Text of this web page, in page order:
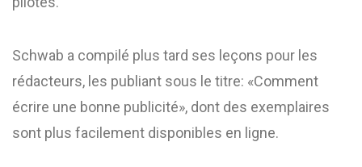
Schwab a compilé plus tard ses leçons pour les
rédacteurs, les publiant sous le titre: «Comment
écrire une bonne publicité», dont des exemplaires
sont plus facilement disponibles en ligne.